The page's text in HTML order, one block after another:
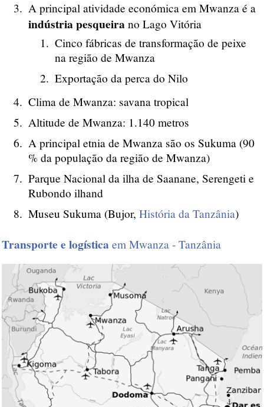
A principal atividade económica em Mwanza é a
indústria pesqueira no Lago Vitória
Cinco fábricas de transformação de peixe
na região de Mwanza
Exportação da perca do Nilo
Clima de Mwanza: savana tropical
Altitude de Mwanza: 1.140 metros
A principal etnia de Mwanza são os Sukuma (90
% da população da região de Mwanza)
Parque Nacional da ilha de Saanane, Serengeti e
Rubondo ilhand
Museu Sukuma (Bujor, História da Tanzânia)
Transporte e logística em Mwanza - Tanzânia